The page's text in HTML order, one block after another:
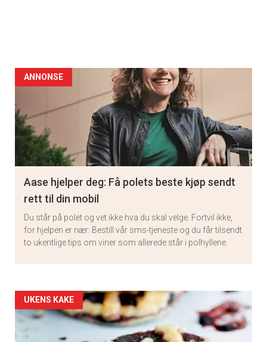
ANNONSE
Aase hjelper deg: Få polets beste kjøp sendt
rett til din mobil
Du står på polet og vet ikke hva du skal velge. Fortvil ikke,
for hjelpen er nær: Bestill vår sms-tjeneste og du får tilsendt
to ukentlige tips om viner som allerede står i polhyllene.
Artikler
detail
UKENS KAKE